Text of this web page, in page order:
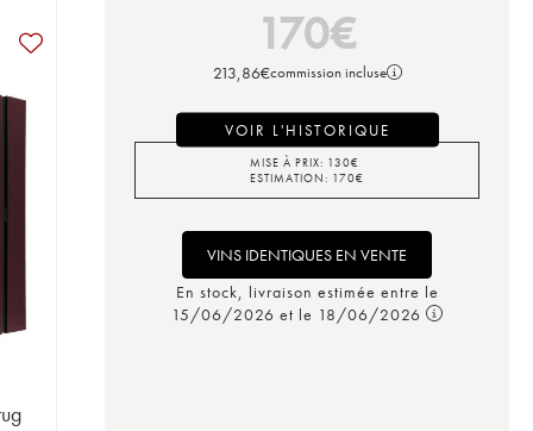
170€
213,86€commission incluse
VOIR L'HISTORIQUE
MISE À PRIX: 130€
ESTIMATION: 170€
VINS IDENTIQUES EN VENTE
En stock, livraison estimée entre le
15/06/2026 et le 18/06/2026